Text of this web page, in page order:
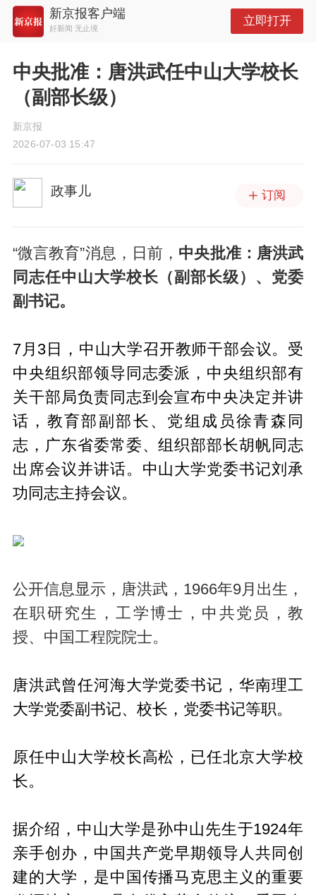
新京报客户端
好新闻 无止境
立即打开
中央批准：唐洪武任中山大学校长
（副部长级）
新京报
2026-07-03 15:47
政事儿 订阅
“微言教育”消息，日前， 中央批准：唐洪武
同志任中山大学校长（副部长级）、党委
副书记。
7月3日，中山大学召开教师干部会议。受
中央组织部领导同志委派，中央组织部有
关干部局负责同志到会宣布中央决定并讲
话，教育部副部长、党组成员徐青森同
志，广东省委常委、组织部部长胡帆同志
出席会议并讲话。中山大学党委书记刘承
功同志主持会议。
公开信息显示，唐洪武，1966年9月出生，
在职研究生，工学博士，中共党员，教
授、中国工程院院士。
唐洪武曾任河海大学党委书记，华南理工
大学党委副书记、校长，党委书记等职。
原任中山大学校长高松，已任北京大学校
长。
据介绍，中山大学是孙中山先生于1924年
亲手创办，中国共产党早期领导人共同创
建的大学，是中国传播马克思主义的重要